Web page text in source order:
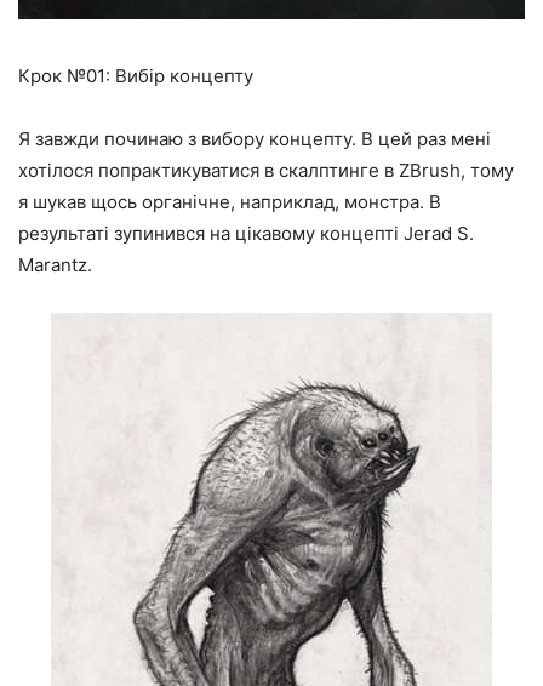
Крок №01: Вибір концепту
Я завжди починаю з вибору концепту. В цей раз мені
хотілося попрактикуватися в скалптинге в ZBrush, тому
я шукав щось органічне, наприклад, монстра. В
результаті зупинився на цікавому концепті Jerad S.
Marantz.